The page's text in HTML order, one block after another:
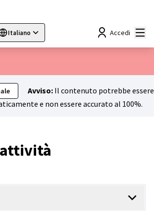
Italianowählen Choisir la langue
Accedi
Avviso: Il contenuto potrebbe essere
e non essere accurato al 100%.